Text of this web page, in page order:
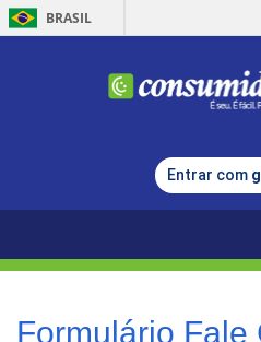
BRASIL
Entrar com
Formulário Fale